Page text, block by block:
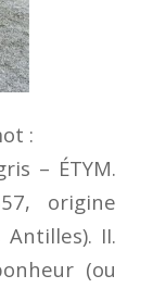
:
– ÉTYM.
origine
II.
(ou